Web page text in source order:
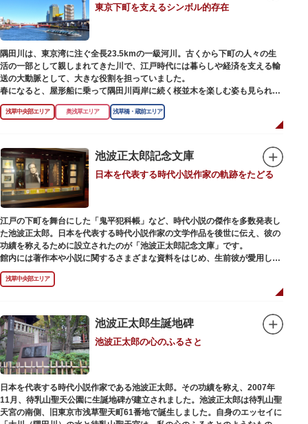
東京下町を支えるシンボル的存在
隅田川は、東京湾に注ぐ全長23.5kmの一級河川。古くから下町の人々の生
活の一部として親しまれてきた川で、江戸時代には暮らしや経済を支える輸
送の大動脈として、大きな役割を担っていました。
春になると、屋形船に乗って隅田川両岸に続く桜並木を楽しむ姿も見られ、
東京スカイツリーとのコラボレーションも、まさに絵になる光景です。ま
た、毎年7月の最終土曜日に開催される「隅田川花火大会」は、東京の夏の
川沿いには「隅田川テラス」と呼ばれる遊歩道も整備されています。心地よ
い風に吹かれながら、緑化が施された遊歩道で散歩やジョギングを楽しんだ
後は、オープンカフェでほっと一息つくのもおすすめです。
隅田川にかかる橋々も、それぞれ特徴的な形をしていて見応えは抜群。せっ
かくなら水上バスに乗船して、優雅に観察してみてはいかがでしょうか。
浅草中央部エリア 奥浅草エリア 浅草橋・蔵前エリア
池波正太郎記念文庫
日本を代表する時代小説作家の軌跡をたどる
江戸の下町を舞台にした「鬼平犯科帳」など、時代小説の傑作を多数発表し
た池波正太郎。日本を代表する時代小説作家の文学作品を後世に伝え、彼の
功績を称えるために設立されたのが「池波正太郎記念文庫」です。
館内には著作本や小説に関するさまざまな資料をはじめ、生前彼が愛用して
いた万年筆やパイプ、帽子などが展示されています。書斎も復元されてお
り、池波正太郎をより身近に感じられるスポットです。また「池波グッズ」
とよばれる、作品の舞台を紹介した古地図やポストカード、扇子など様々な
浅草中央部エリア
池波正太郎生誕地碑
池波正太郎の心のふるさと
日本を代表する時代小説作家である池波正太郎。その功績を称え、2007年
11月、待乳山聖天公園に生誕地碑が建立されました。池波正太郎は待乳山聖
天宮の南側、旧東京市浅草聖天町61番地で誕生しました。自身のエッセイに